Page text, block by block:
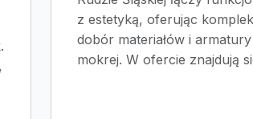
z estetyką, oferując
dobór materiałów i
mokrej. W ofercie znajdują